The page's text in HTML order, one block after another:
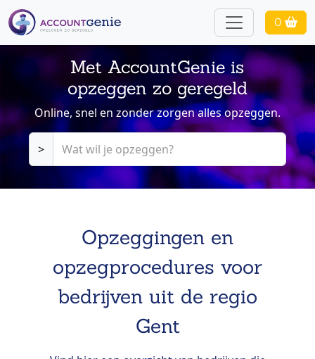
0
Met AccountGenie is
opzeggen zo geregeld
Online, snel en zonder zorgen alles opzeggen.
>
Opzeggingen en
opzegprocedures voor
bedrijven uit de regio
Gent